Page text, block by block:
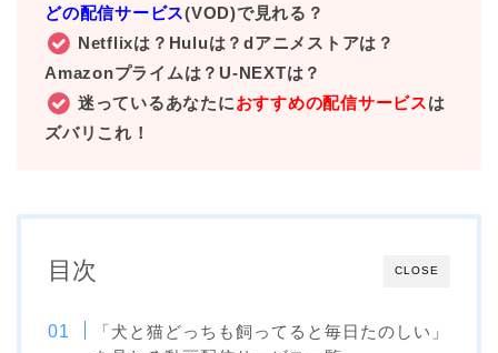
どの配信サービス(VOD)で見れる？
Netflixは？Huluは？dアニメストアは？
Amazonプライムは？U-NEXTは？
迷っているあなたにおすすめの配信サービスは
ズバリこれ！
CLOSE
目次
「犬と猫どっちも飼ってると毎日たのしい」